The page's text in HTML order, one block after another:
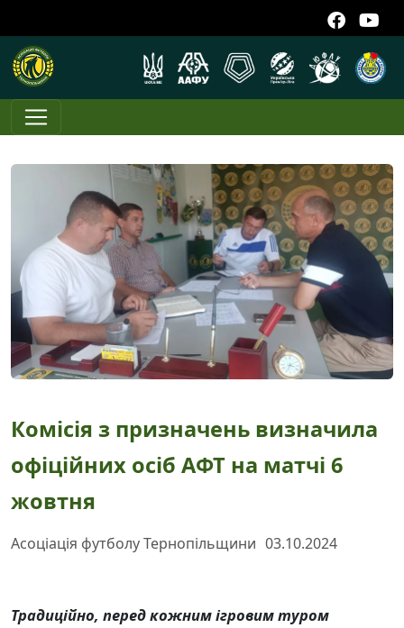
Комісія з призначень визначила
офіційних осіб АФТ на матчі 6
жовтня
Асоціація футболу Тернопільщини 03.10.2024
Традиційно, перед кожним ігровим туром